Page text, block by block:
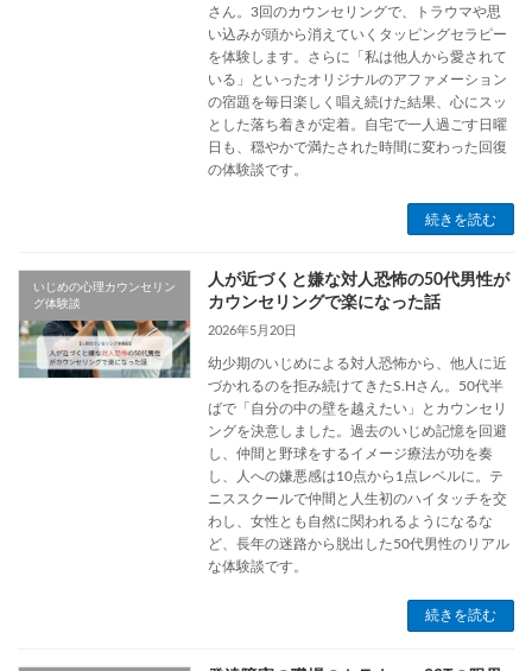
さん。3回のカウンセリングで、トラウマや思
い込みが頭から消えていくタッピングセラピー
を体験します。さらに「私は他人から愛されて
いる」といったオリジナルのアファメーション
の宿題を毎日楽しく唱え続けた結果、心にスッ
とした落ち着きが定着。自宅で一人過ごす日曜
日も、穏やかで満たされた時間に変わった回復
の体験談です。
続きを読む
いじめの心理カウンセリン
グ体験談
人が近づくと嫌な対人恐怖の50代男性が
カウンセリングで楽になった話
2026年5月20日
幼少期のいじめによる対人恐怖から、他人に近
づかれるのを拒み続けてきたS.Hさん。50代半
ばで「自分の中の壁を越えたい」とカウンセリ
ングを決意しました。過去のいじめ記憶を回避
し、仲間と野球をするイメージ療法が功を奏
し、人への嫌悪感は10点から1点レベルに。テ
ニススクールで仲間と人生初のハイタッチを交
わし、女性とも自然に関われるようになるな
ど、長年の迷路から脱出した50代男性のリアル
な体験談です。
続きを読む